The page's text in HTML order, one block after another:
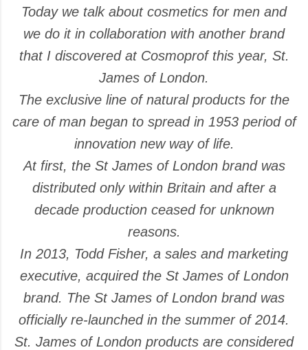
Today we talk about cosmetics for men and
we do it in collaboration with another brand
that I discovered at Cosmoprof this year, St.
James of London.
The exclusive line of natural products for the
care of man began to spread in 1953 period of
innovation new way of life.
At first, the St James of London brand was
distributed only within Britain and after a
decade production ceased for unknown
reasons.
In 2013, Todd Fisher, a sales and marketing
executive, acquired the St James of London
brand. The St James of London brand was
officially re-launched in the summer of 2014.
St. James of London products are considered